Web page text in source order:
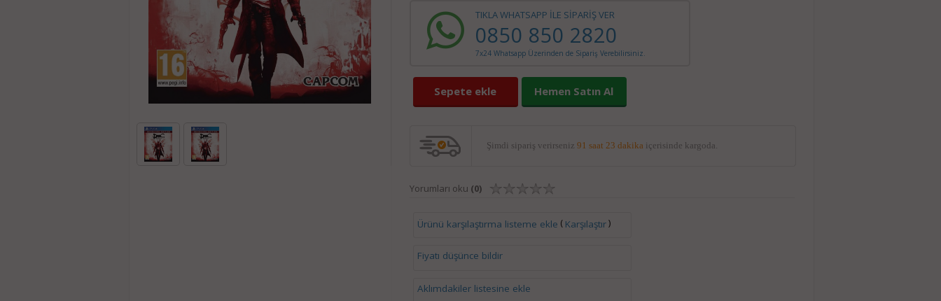
TIKLA WHATSAPP İLE SİPARİŞ VER
0850 850 2820
7x24 Whatsapp Üzerinden de Sipariş Verebilirsiniz.
Sepete ekle Hemen Satın Al
Şimdi sipariş verirseniz 91 saat 23 dakika içerisinde kargoda.
Yorumları oku (0)
Ürünü karşılaştırma listeme ekle ( Karşılaştır)
Fiyatı düşünce bildir
Aklımdakiler listesine ekle